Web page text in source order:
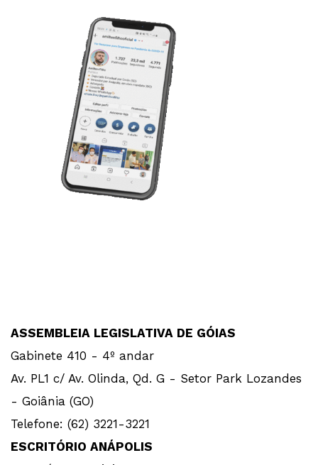
ASSEMBLEIA LEGISLATIVA DE GÓIAS
Gabinete 410 - 4º andar
Av. PL1 c/ Av. Olinda, Qd. G - Setor Park Lozandes
- Goiânia (GO)
Telefone: (62) 3221-3221
ESCRITÓRIO ANÁPOLIS